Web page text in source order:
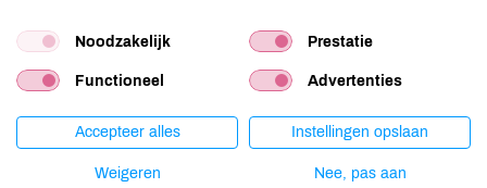
Schaaldieren
onbekend
Selderij
onbekend
onbekend
Noodzakelijk Prestatie
Functioneel Advertenties
Accepteer alles Instellingen opslaan
Weigeren Nee, pas aan